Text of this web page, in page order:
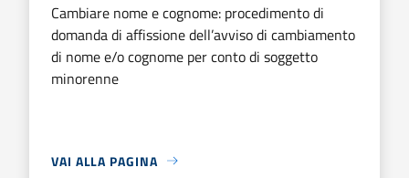
Cambiare nome e cognome: procedimento di
domanda di affissione dell’avviso di cambiamento
di nome e/o cognome per conto di soggetto
minorenne
VAI ALLA PAGINA